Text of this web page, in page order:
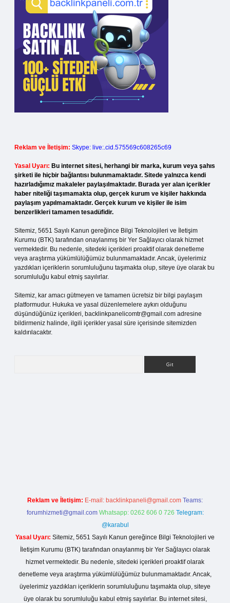
Reklam ve İletişim: Skype: live:.cid.575569c608265c69
Yasal Uyarı: Bu internet sitesi, herhangi bir marka, kurum veya şahıs
şirketi ile hiçbir bağlantısı bulunmamaktadır. Sitede yalnızca kendi
hazırladığımız makaleler paylaşılmaktadır. Burada yer alan içerikler
haber niteliği taşımamakta olup, gerçek kurum ve kişiler hakkında
paylaşım yapılmamaktadır. Gerçek kurum ve kişiler ile isim
benzerlikleri tamamen tesadüfidir.
Sitemiz, 5651 Sayılı Kanun gereğince Bilgi Teknolojileri ve İletişim
Kurumu (BTK) tarafından onaylanmış bir Yer Sağlayıcı olarak hizmet
vermektedir. Bu nedenle, sitedeki içerikleri proaktif olarak denetleme
veya araştırma yükümlülüğümüz bulunmamaktadır. Ancak, üyelerimiz
yazdıkları içeriklerin sorumluluğunu taşımakta olup, siteye üye olarak bu
sorumluluğu kabul etmiş sayılırlar.
Sitemiz, kar amacı gütmeyen ve tamamen ücretsiz bir bilgi paylaşım
platformudur. Hukuka ve yasal düzenlemelere aykırı olduğunu
düşündüğünüz içerikleri, backlinkpanelicomtr@gmail.com adresine
bildirmeniz halinde, ilgili içerikler yasal süre içerisinde sitemizden
kaldırılacaktır.
Reklam ve İletişim: E-mail: backlinkpaneli@gmail.com Teams:
forumhizmeti@gmail.com Whatsapp: 0262 606 0 726 Telegram:
@karabul
Yasal Uyarı: Sitemiz, 5651 Sayılı Kanun gereğince Bilgi Teknolojileri ve
İletişim Kurumu (BTK) tarafından onaylanmış bir Yer Sağlayıcı olarak
hizmet vermektedir. Bu nedenle, sitedeki içerikleri proaktif olarak
denetleme veya araştırma yükümlülüğümüz bulunmamaktadır. Ancak,
üyelerimiz yazdıkları içeriklerin sorumluluğunu taşımakta olup, siteye
üye olarak bu sorumluluğu kabul etmiş sayılırlar. Bu internet sitesi,